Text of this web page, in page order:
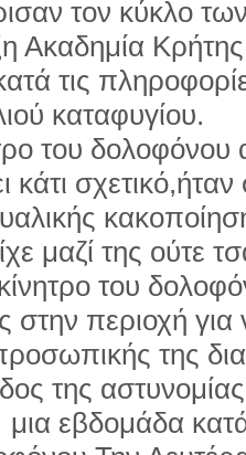
τον κύκλο
Ακαδημία
τις
καταφυγίου.
του δολοφόνου
κάτι
μαζί της ούτε
του
στην περιοχή
της
της
εβδομάδα